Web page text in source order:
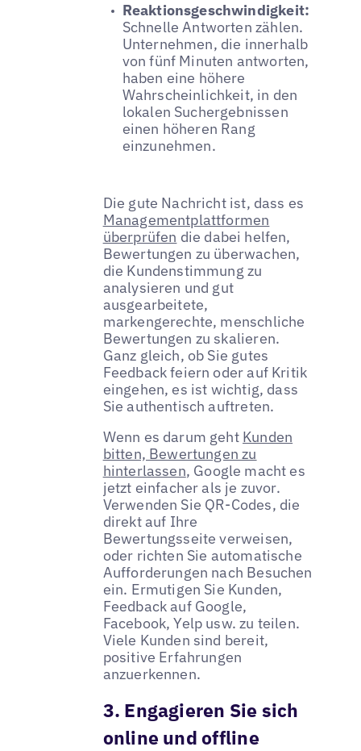
Reaktionsgeschwindigkeit:
Schnelle Antworten zählen.
Unternehmen, die innerhalb
von fünf Minuten antworten,
haben eine höhere
Wahrscheinlichkeit, in den
lokalen Suchergebnissen
einen höheren Rang
einzunehmen.
Die gute Nachricht ist, dass es
Managementplattformen
überprüfen die dabei helfen,
Bewertungen zu überwachen,
die Kundenstimmung zu
analysieren und gut
ausgearbeitete,
markengerechte, menschliche
Bewertungen zu skalieren.
Ganz gleich, ob Sie gutes
Feedback feiern oder auf Kritik
eingehen, es ist wichtig, dass
Sie authentisch auftreten.
Wenn es darum geht Kunden
bitten, Bewertungen zu
hinterlassen, Google macht es
jetzt einfacher als je zuvor.
Verwenden Sie QR-Codes, die
direkt auf Ihre
Bewertungsseite verweisen,
oder richten Sie automatische
Aufforderungen nach Besuchen
ein. Ermutigen Sie Kunden,
Feedback auf Google,
Facebook, Yelp usw. zu teilen.
Viele Kunden sind bereit,
positive Erfahrungen
anzuerkennen.
3. Engagieren Sie sich
online und offline